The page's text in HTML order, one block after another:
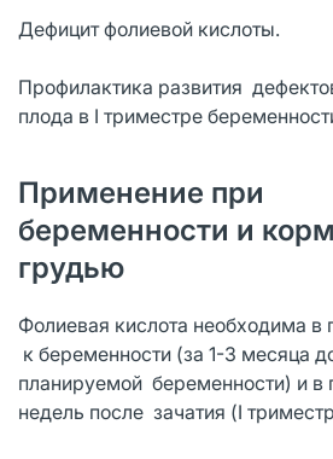
Дефицит фолиевой кислоты.
Профилактика развития
плода в I триместре
Применение при
беременности и
грудью
Фолиевая кислота необходима в
к беременности (за 1-3 месяца
планируемой беременности) и в
недель после зачатия (I